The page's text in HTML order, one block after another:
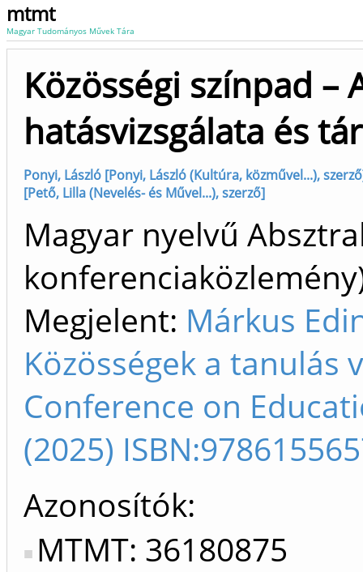
mtmt
Magyar Tudományos Művek Tára
Közösségi színpad –
hatásvizsgálata és
Ponyi, László [Ponyi, László (Kultúra, közművel...),
[Pető, Lilla (Nevelés- és Művel...), szerző]
Magyar nyelvű
Megjelent: Márkus
Közösségek a tanulás
Conference on
(2025)
Azonosítók
MTMT: 36180875